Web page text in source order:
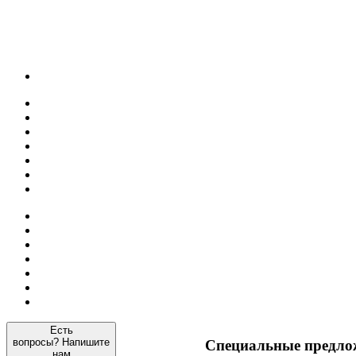
Специальные
Есть
вопросы? Напишите